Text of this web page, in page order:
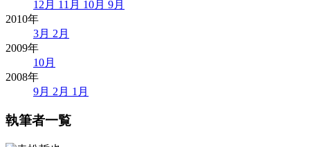
12月 11月 10月 9月
2010年
3月 2月
2009年
10月
2008年
9月 2月 1月
執筆者一覧